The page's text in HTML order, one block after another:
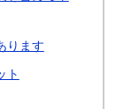
ります
ト